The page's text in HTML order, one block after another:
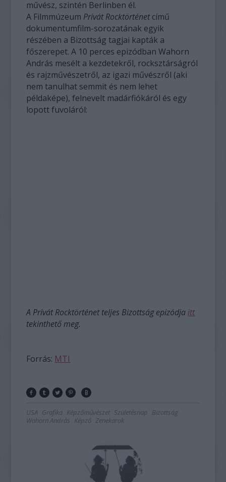
művész, szintén Berlinben él.
A Filmmúzeum Privát Rocktörténetcímű
dokumentumfilm-sorozatának egyik
részében a Bizottság tagjai kapták a
főszerepet. A 10 perces epizódban Wahorn
András mesélt a kezdetekről, rocksztárságról
és rajzművészetről, az igazi művészről (aki
nem tanulhat semmit és nem lehet
példaképe), felnevelt madárfiókáról és egy
lopott fuvoláról:
A Privát Rocktörténet teljes Bizottság epizódjaitt
tekinthető meg.
Forrás: MTI
USA Grafika Képzőművészet Születésnap Bizottság
Wahorn András Képző Zenekarok